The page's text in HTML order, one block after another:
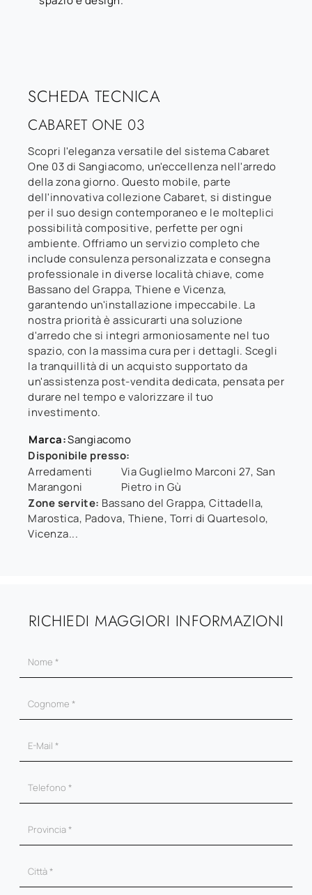
SCHEDA TECNICA
CABARET ONE 03
Scopri l'eleganza versatile del sistema Cabaret
One 03 di Sangiacomo, un'eccellenza nell'arredo
della zona giorno. Questo mobile, parte
dell'innovativa collezione Cabaret, si distingue
per il suo design contemporaneo e le molteplici
possibilità compositive, perfette per ogni
ambiente. Offriamo un servizio completo che
include consulenza personalizzata e consegna
professionale in diverse località chiave, come
Bassano del Grappa, Thiene e Vicenza,
garantendo un'installazione impeccabile. La
nostra priorità è assicurarti una soluzione
d'arredo che si integri armoniosamente nel tuo
spazio, con la massima cura per i dettagli. Scegli
la tranquillità di un acquisto supportato da
un'assistenza post-vendita dedicata, pensata per
durare nel tempo e valorizzare il tuo
investimento.
Marca:Sangiacomo
Disponibile presso:
Arredamenti
Marangoni
Via Guglielmo Marconi 27, San
Pietro in Gù
Zone servite: Bassano del Grappa, Cittadella,
Marostica, Padova, Thiene, Torri di Quartesolo,
Vicenza...
RICHIEDI MAGGIORI INFORMAZIONI